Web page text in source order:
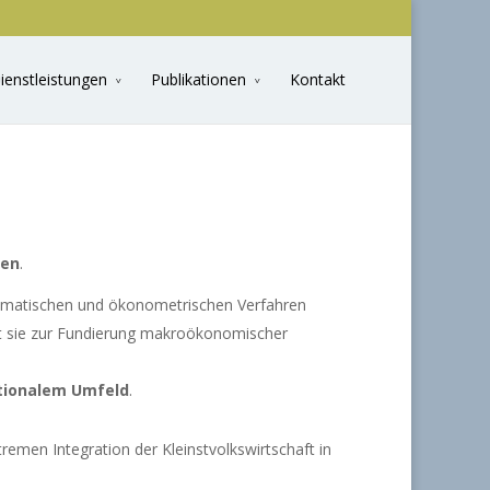
Publikationen Kontakt
.
und ökonometrischen Verfahren
zur Fundierung makroökonomischer
Umfeld.
Integration der Kleinstvolkswirtschaft in